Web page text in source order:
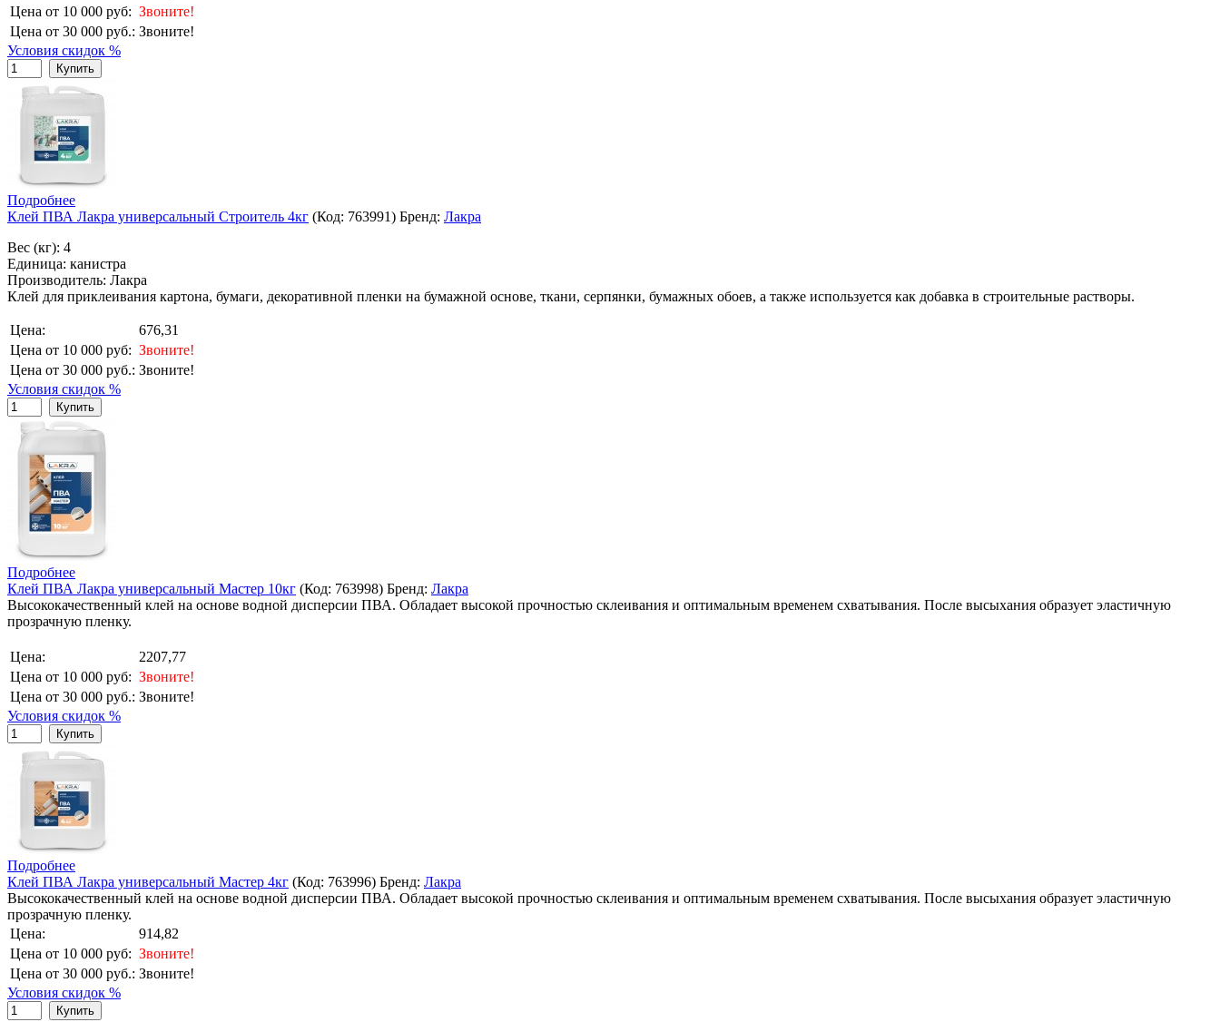
Цена от 10 000 руб: Звоните!
Цена от 30 000 руб.: Звоните!
Условия скидок %
Купить
Подробнее
Клей ПВА Лакра универсальный Строитель 4кг (Код: 763991) Бренд: Лакра
Вес (кг): 4
Единица: канистра
Производитель: Лакра
Клей для приклеивания картона, бумаги, декоративной пленки на бумажной основе, ткани, серпянки, бумажных обоев, а также используется как добавка в строительные растворы.
Цена:
676,31
Цена от 10 000 руб: Звоните!
Цена от 30 000 руб.: Звоните!
Условия скидок %
Купить
Подробнее
Клей ПВА Лакра универсальный Мастер 10кг (Код: 763998) Бренд: Лакра
Высококачественный клей на основе водной дисперсии ПВА. Обладает высокой прочностью склеивания и оптимальным временем схватывания. После высыхания образует эластичную
прозрачную пленку.
Цена:
2207,77
Цена от 10 000 руб: Звоните!
Цена от 30 000 руб.: Звоните!
Условия скидок %
Купить
Подробнее
Клей ПВА Лакра универсальный Мастер 4кг (Код: 763996) Бренд: Лакра
Высококачественный клей на основе водной дисперсии ПВА. Обладает высокой прочностью склеивания и оптимальным временем схватывания. После высыхания образует эластичную
прозрачную пленку.
Цена:
914,82
Цена от 10 000 руб: Звоните!
Цена от 30 000 руб.: Звоните!
Условия скидок %
Купить